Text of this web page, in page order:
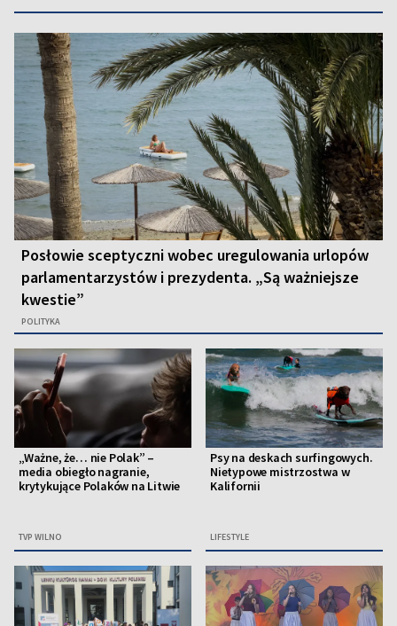
Posłowie sceptyczni wobec uregulowania urlopów
parlamentarzystów i prezydenta. „Są ważniejsze
kwestie”
POLITYKA
„Ważne, że… nie Polak” –
media obiegło nagranie,
krytykujące Polaków na Litwie
TVP WILNO
Psy na deskach surfingowych.
Nietypowe mistrzostwa w
Kalifornii
LIFESTYLE